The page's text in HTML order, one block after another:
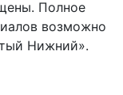
Полное
возможно
Нижний».